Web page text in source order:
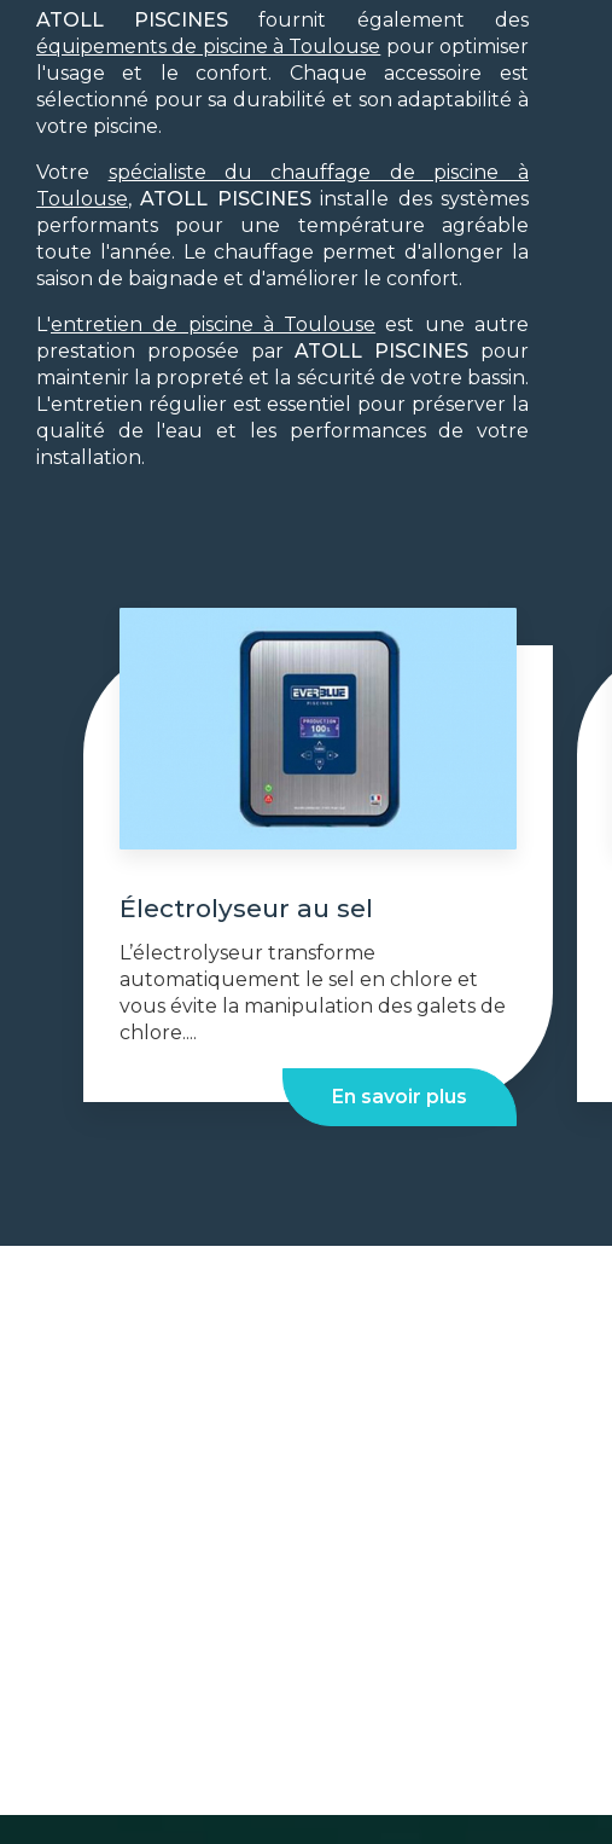
ATOLL PISCINES fournit également des
équipements de piscine à Toulouse pour optimiser
l'usage et le confort. Chaque accessoire est
sélectionné pour sa durabilité et son adaptabilité à
votre piscine.
Votre spécialiste du chauffage de piscine à
Toulouse,ATOLL PISCINESinstalle des systèmes
performants pour une température agréable
toute l'année. Le chauffage permet d'allonger la
saison de baignade et d'améliorer le confort.
L'entretien de piscine à Toulouse est une autre
prestation proposée parATOLL PISCINES pour
maintenir la propreté et la sécurité de votre bassin.
L'entretien régulier est essentiel pour préserver la
qualité de l'eau et les performances de votre
installation.
Électrolyseur au sel
L’électrolyseur transforme
automatiquement le sel en chlore et
vous évite la manipulation des galets de
chlore....
En savoir plus